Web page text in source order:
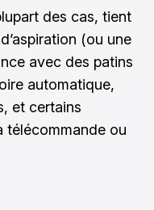
des cas, tient
(ou une
avec des patins
automatique,
et certains
télécommande ou